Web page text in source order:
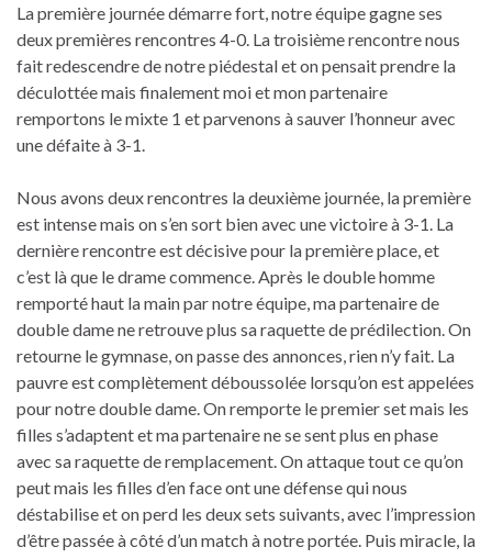
La première journée démarre fort, notre équipe gagne ses
deux premières rencontres 4-0. La troisième rencontre nous
fait redescendre de notre piédestal et on pensait prendre la
déculottée mais finalement moi et mon partenaire
remportons le mixte 1 et parvenons à sauver l’honneur avec
une défaite à 3-1.
Nous avons deux rencontres la deuxième journée, la première
est intense mais on s’en sort bien avec une victoire à 3-1. La
dernière rencontre est décisive pour la première place, et
c’est là que le drame commence. Après le double homme
remporté haut la main par notre équipe, ma partenaire de
double dame ne retrouve plus sa raquette de prédilection. On
retourne le gymnase, on passe des annonces, rien n’y fait. La
pauvre est complètement déboussolée lorsqu’on est appelées
pour notre double dame. On remporte le premier set mais les
filles s’adaptent et ma partenaire ne se sent plus en phase
avec sa raquette de remplacement. On attaque tout ce qu’on
peut mais les filles d’en face ont une défense qui nous
déstabilise et on perd les deux sets suivants, avec l’impression
d’être passée à côté d’un match à notre portée. Puis miracle, la